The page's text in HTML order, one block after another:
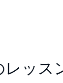
レッス